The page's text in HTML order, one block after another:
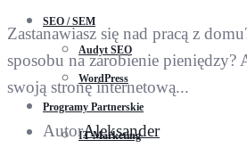
SEO / SEM
Audyt SEO
WordPress
Programy Partnerskie
IT Marketing
Zastanawiasz się nad pracą z
sposobu na zarobienie pieniędzy?
swoją stronę internetową...
AutorAleksander